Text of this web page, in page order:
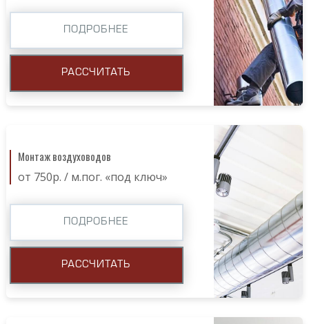
ПОДРОБНЕЕ
РАССЧИТАТЬ
Монтаж воздуховодов
от 750р. / м.пог. «под ключ»
ПОДРОБНЕЕ
РАССЧИТАТЬ